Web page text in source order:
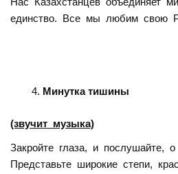
единство. Все мы любим свою
Минутка тишины
(звучит музыка)
Закройте глаза, и послушайте,
Представьте широкие степи,